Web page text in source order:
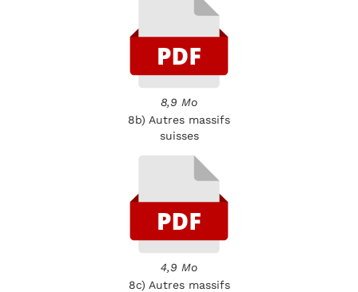
8,9 Mo
8b) Autres massifs
suisses
4,9 Mo
8c) Autres massifs